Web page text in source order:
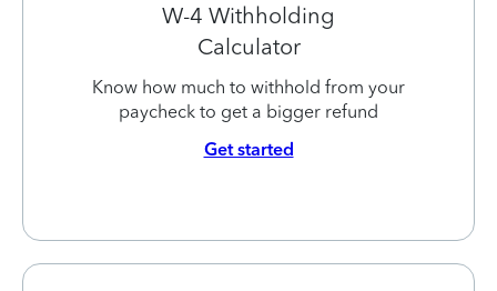
W-4 Withholding
Calculator
Know how much to withhold from your
paycheck to get a bigger refund
Get started